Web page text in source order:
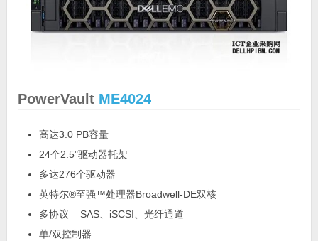
PowerVault ME4024
高达3.0 PB容量
24个2.5"驱动器托架
多达276个驱动器
英特尔®至强™处理器Broadwell-DE双核
多协议 – SAS、iSCSI、光纤通道
单/双控制器